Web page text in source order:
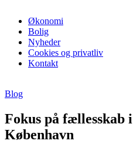
Økonomi
Bolig
Nyheder
Cookies og privatliv
Kontakt
Blog
Fokus på
København